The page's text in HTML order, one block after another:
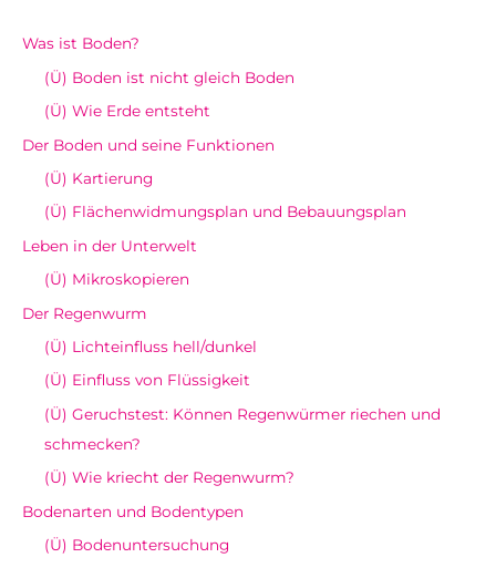
Was ist Boden?
(Ü) Boden ist nicht gleich Boden
(Ü) Wie Erde entsteht
Der Boden und seine Funktionen
(Ü) Kartierung
(Ü) Flächenwidmungsplan und Bebauungsplan
Leben in der Unterwelt
(Ü) Mikroskopieren
Der Regenwurm
(Ü) Lichteinfluss hell/dunkel
(Ü) Einfluss von Flüssigkeit
(Ü) Geruchstest: Können Regenwürmer riechen und
schmecken?
(Ü) Wie kriecht der Regenwurm?
Bodenarten und Bodentypen
(Ü) Bodenuntersuchung